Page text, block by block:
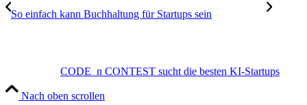
So einfach kann Buchhaltung für Startups sein
CODE_n CONTEST sucht die besten KI-Startups
Nach oben scrollen